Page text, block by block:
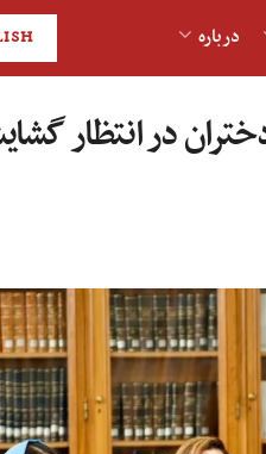
درباره
در انتظار